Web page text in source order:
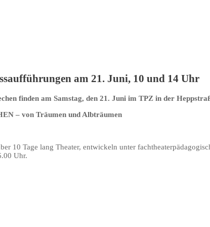
am 21. Juni, 10 und 14 Uhr
finden am Samstag, den 21. Juni im TPZ in der
– von Träumen und Albträumen
10 Tage lang Theater, entwickeln unter
Uhr.